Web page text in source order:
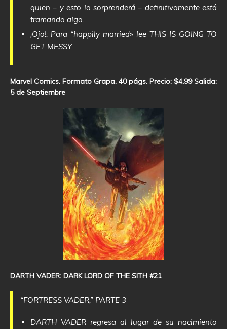
quien – y esto lo sorprenderá – definitivamente está
tramando algo.
¡Ojo!: Para “happily married» lee THIS IS GOING TO
GET MESSY.
Marvel Comics. Formato Grapa. 40 págs. Precio: $4,99 Salida:
5 de Septiembre
DARTH VADER: DARK LORD OF THE SITH #21
“FORTRESS VADER,” PARTE 3
DARTH VADER regresa al lugar de su nacimiento